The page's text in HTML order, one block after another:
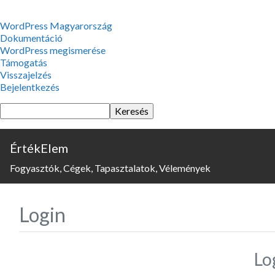
WordPress,
a
csodás
WordPress Magyarország
Dokumentáció
WordPress megismerése
Támogatás
Visszajelzés
Bejelentkezés
Keresés
ÉrtékElem
Fogyasztók, Cégek, Tapasztalatok, Vélemények
Login